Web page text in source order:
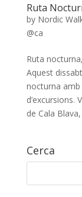
Ruta
by Nordic
@ca
Ruta
Aquest
nocturna
d’excursions.
de Cala
Cerca